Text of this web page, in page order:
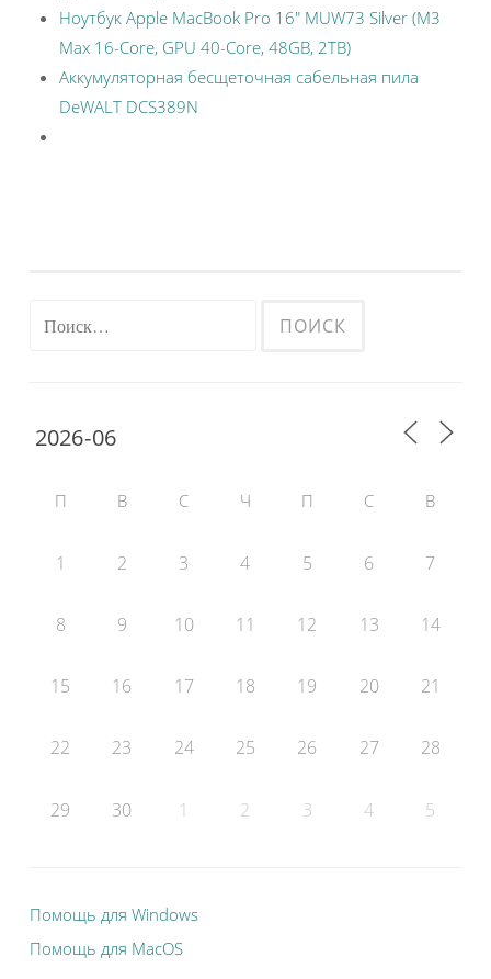
Ноутбук Apple MacBook Pro 16″ MUW73 Silver (M3
Max 16-Core, GPU 40-Core, 48GB, 2TB)
Аккумуляторная бесщеточная сабельная пила
DeWALT DCS389N
Найти:
П В С Ч П С В
1 2 3 4 5 6 7
8 9 10 11 12 13 14
15 16 17 18 19 20 21
22 23 24 25 26 27 28
29 30 1 2 3 4 5
Помощь для Windows
Помощь для MacOS